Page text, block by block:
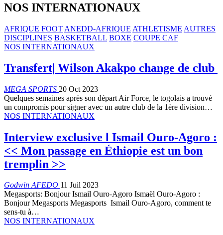
NOS INTERNATIONAUX
AFRIQUE FOOT ANEDD-AFRIQUE ATHLETISME AUTRES
DISCIPLINES BASKETBALL BOXE COUPE CAF
NOS INTERNATIONAUX
Transfert| Wilson Akakpo change de club
MEGA SPORTS 20 Oct 2023
Quelques semaines après son départ Air Force, le togolais a trouvé
un compromis pour signer avec un autre club de la 1ère division…
NOS INTERNATIONAUX
Interview exclusive l Ismail Ouro-Agoro :
<< Mon passage en Éthiopie est un bon
tremplin >>
Godwin AFEDO 11 Juil 2023
Megasports: Bonjour Ismail Ouro-Agoro Ismaël Ouro-Agoro :
Bonjour Megasports Megasports Ismail Ouro-Agoro, comment te
sens-tu à…
NOS INTERNATIONAUX